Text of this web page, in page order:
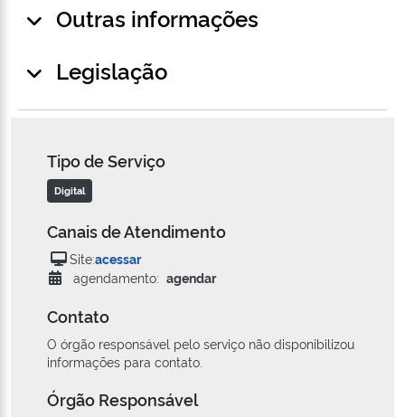
Outras informações
Legislação
Tipo de Serviço
Digital
Canais de Atendimento
Site:acessar
agendamento: agendar
Contato
O órgão responsável pelo serviço não disponibilizou
informações para contato.
Órgão Responsável